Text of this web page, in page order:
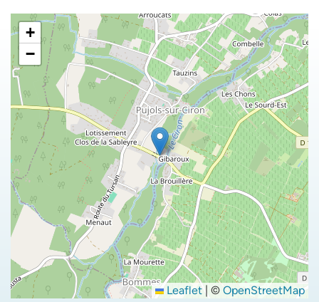
+
−
Leaflet © OpenStreetMap